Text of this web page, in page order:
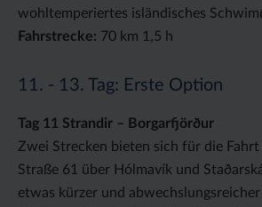
wohltemperiertes isländisches
Fahrstrecke: 70 km 1,5 h
11. - 13. Tag: Erste Option
Tag 11 Strandir – Borgarfjörður
Zwei Strecken bieten sich für die Fahrt
Straße 61 über Hólmavík und
etwas kürzer und